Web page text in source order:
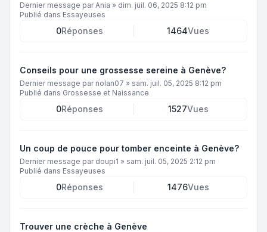
Dernier message parAnia » dim. juil. 06, 2025 8:12 pm
Publié dans Essayeuses
0Réponses 1464Vues
Conseils pour une grossesse sereine à Genève?
Dernier message par nolan07 » sam. juil. 05, 2025 8:12 pm
Publié dans Grossesse et Naissance
0Réponses 1527Vues
Un coup de pouce pour tomber enceinte à Genève?
Dernier message par doupi1 » sam. juil. 05, 2025 2:12 pm
Publié dans Essayeuses
0Réponses 1476Vues
Trouver une crèche à Genève